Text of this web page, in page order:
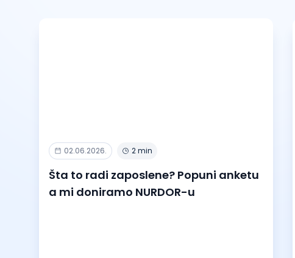
02.06.2026. 2 min
Šta to radi zaposlene? Popuni anketu
a mi doniramo NURDOR-u